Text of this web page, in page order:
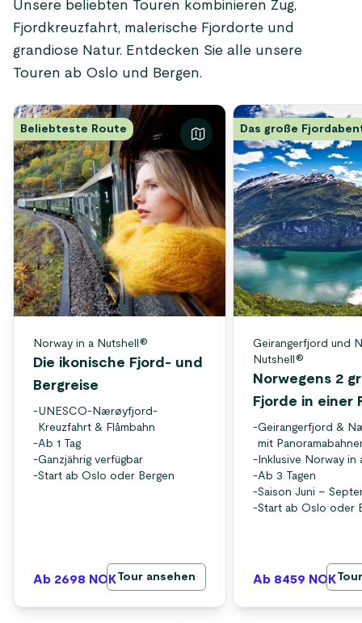
Unsere beliebten Touren kombinieren Zug,
Fjordkreuzfahrt, malerische Fjordorte und
grandiose Natur. Entdecken Sie alle unsere
Touren ab Oslo und Bergen.
Beliebteste Route
Norway in a Nutshell®
Die ikonische Fjord- und
Bergreise
-UNESCO-Nærøyfjord-
Kreuzfahrt & Flåmbahn
-Ab 1 Tag
-Ganzjährig verfügbar
-Start ab Oslo oder Bergen
Ab 2698 NOKTour ansehen
Das große
Geirangerfjord und
Nutshell®
Norwegens 2
Fjorde in einer
-Geirangerfjord &
mit
- Inklusive Norway
-Ab 3 Tagen
-Saison Juni –
-Start ab Oslo oder
Ab 8459 NOK